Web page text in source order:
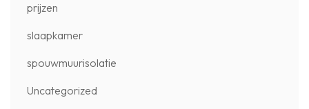
prijzen
slaapkamer
spouwmuurisolatie
Uncategorized